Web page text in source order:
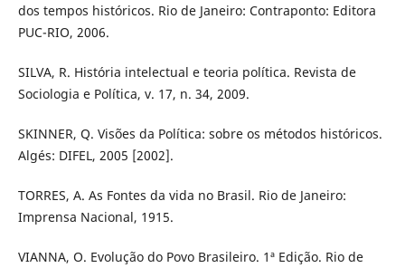
dos tempos históricos. Rio de Janeiro: Contraponto: Editora
PUC-RIO, 2006.
SILVA, R. História intelectual e teoria política. Revista de
Sociologia e Política, v. 17, n. 34, 2009.
SKINNER, Q. Visões da Política: sobre os métodos históricos.
Algés: DIFEL, 2005 [2002].
TORRES, A. As Fontes da vida no Brasil. Rio de Janeiro:
Imprensa Nacional, 1915.
VIANNA, O. Evolução do Povo Brasileiro. 1ª Edição. Rio de